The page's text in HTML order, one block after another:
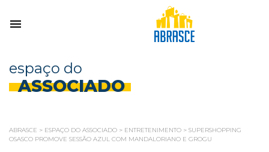
espaço do
ASSOCIADO
ABRASCE > ESPAÇO DO ASSOCIADO > ENTRETENIMENTO > SUPERSHOPPING
OSASCO PROMOVE SESSÃO AZUL COM MANDALORIANO E GROGU